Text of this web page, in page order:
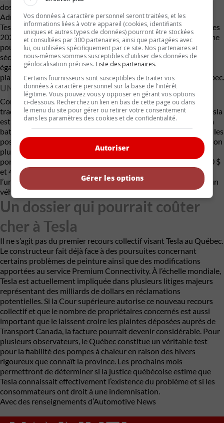
dossier. Aux États-Unis, la National Highway Traffic Safety
Administration (NHTSA) a ordonné un rappel visant certaines
Tesla Model 3, Model Y, Model S et Model X des années-modèles
2021 et 2022. L’organisme estimait que la défaillance du système
pouvait nuire au dégivrage du pare-brise et compromettre la
sécurité des occupants. Au Canada, Transport Canada a
également ouvert une enquête après avoir reçu plus de 170
plaintes de propriétaires, dont une majorité provenait du Québec.
UNE RÉPARATION COÛTEUSE
Contrairement aux systèmes de chauffage électriques
traditionnels utilisant des éléments PTC, la pompe à chaleur Tesla
est intimement intégrée au système de gestion thermique de la
batterie. Cette architecture complexe limite considérablement les
possibilités de réparation en dehors du réseau officiel Tesla. Selon
plusieurs ateliers spécialisés, le remplacement complet d’une
pompe à chaleur hors garantie coûte généralement entre 3 800 $
et 4 700 $ au Canada. Pour plusieurs propriétaires, il s’agit de
l’une des réparations les plus coûteuses pouvant survenir sur un
véhicule Tesla après l’expiration de la garantie.
Un dossier qui pourrait coûter
cher à Tesla
Il ne s’agit pas du premier recours collectif visant Tesla au Québec.
Le constructeur fait déjà face à des poursuites concernant
certains problèmes de peinture ainsi que des modifications
apportées au service Premium Connectivity. À l’échelle mondiale,
Tesla est actuellement impliquée dans plusieurs litiges majeurs
représentant des milliards de dollars en réclamations
potentielles. Si la Cour supérieure autorise ce nouveau recours
collectif et que le nombre de propriétaires concernés est aussi
important que le laissent croire les plaintes déposées auprès de
Transport Canada, la facture pourrait devenir considérable. Pour
plusieurs observateurs, le Québec constitue un véritable test
pour la fiabilité des pompes à chaleur en raison des hivers
rigoureux que connaît la province. Les prochains mois
permettront de déterminer si la justice québécoise estime que
Tesla connaissait effectivement l’existence du problème et si les
consommateurs ont droit à une indemnisation.
Avec des renseignements d’Automotive News
Vos données à caractère personnel seront traitées, et les
informations liées à votre appareil (cookies, identifiants
uniques et autres types de données) pourront être stockées
et consultées par 300 partenaires, ainsi que partagées avec
lui, ou utilisées spécifiquement par ce site. Nos partenaires et
nous-mêmes sommes susceptibles d'utiliser des données de
géolocalisation précises. Liste des partenaires.
Certains fournisseurs sont susceptibles de traiter vos
données à caractère personnel sur la base de l'intérêt
légitime. Vous pouvez vous y opposer en gérant vos options
ci-dessous. Recherchez un lien en bas de cette page ou dans
le menu du site pour gérer ou retirer votre consentement
dans les paramètres des cookies et de confidentialité.
Autoriser
Gérer les options